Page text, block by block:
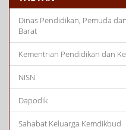
Dinas Pendidikan, Pemuda
Barat
Kementrian Pendidikan dan
NISN
Dapodik
Sahabat Keluarga Kemdikbud